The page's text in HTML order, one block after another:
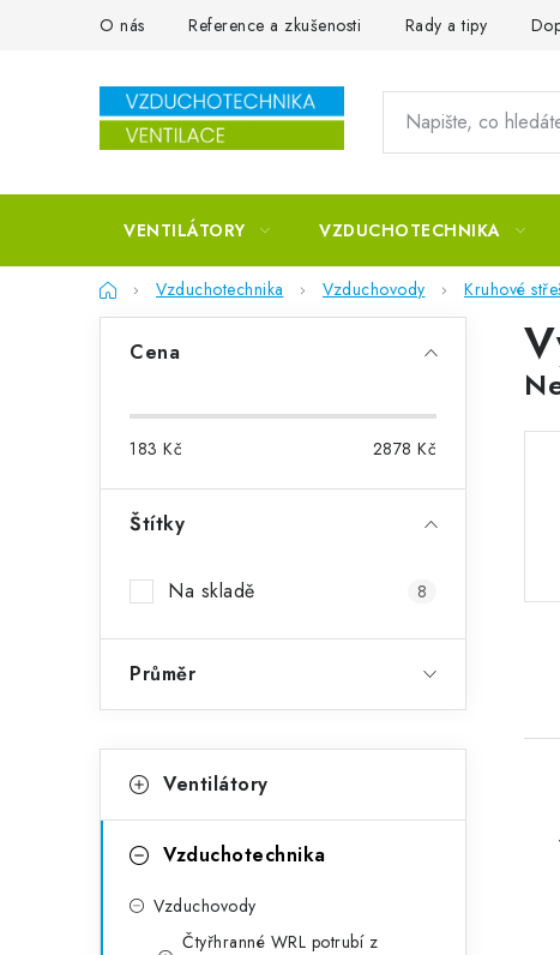
Přejít na obsahO nás Reference a zkušenosti Rady a tipy
VENTILÁTORY VZDUCHOTECHNIKA
DomůVzduchotechnika Vzduchovody Kruhové
Postranní panel
Cena
183 Kč 2878 Kč
Štítky
Na skladě 8
Průměr
Kategorie
Ventilátory
Vzduchotechnika
Vzduchovody
Čtyřhranné WRL potrubí z